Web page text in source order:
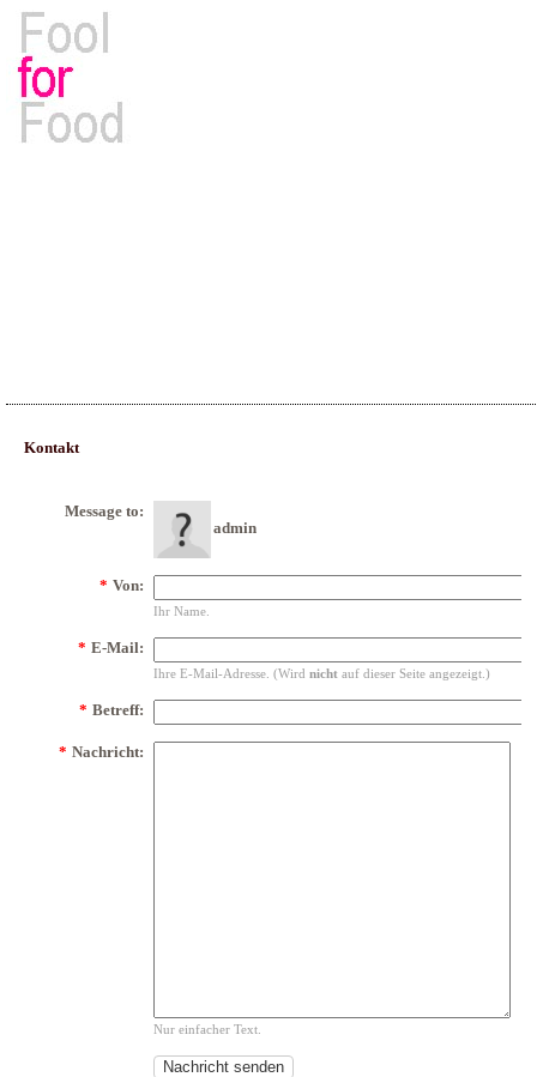
Kontakt
Message to:
admin
* Von:
Ihr Name.
* E-Mail:
Ihre E-Mail-Adresse. (Wird nicht auf dieser Seite angezeigt.)
* Betreff:
* Nachricht:
Nur einfacher Text.